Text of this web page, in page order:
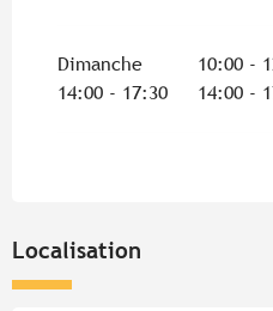
Dimanche 10:00 -
14:00 - 17:30
14:00 -
Localisation